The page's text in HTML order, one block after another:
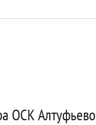
ОСК Алтуфьево